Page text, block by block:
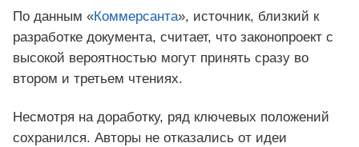
По данным «Коммерсанта», источник, близкий к
разработке документа, считает, что законопроект с
высокой вероятностью могут принять сразу во
втором и третьем чтениях.
Несмотря на доработку, ряд ключевых положений
сохранился. Авторы не отказались от идеи